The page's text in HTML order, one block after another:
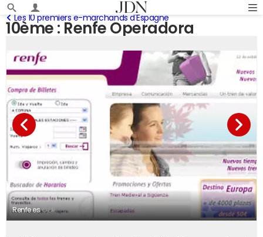
10ème : Renfe Operadora
Les 10 premiers e-marchands d'Espagne
Renfe.es© DR